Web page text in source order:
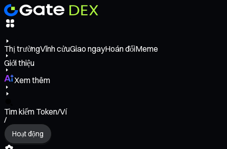
Thị trườngVĩnh cửuGiao ngayHoán đổiMeme
Giới thiệu
Xem thêm
Tìm kiếm Token/Ví
/
Hoạt động